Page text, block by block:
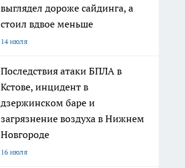
выглядел дороже сайдинга, а
стоил вдвое меньше
14 июля
Последствия атаки БПЛА в
Кстове, инцидент в
дзержинском баре и
загрязнение воздуха в Нижнем
Новгороде
16 июля